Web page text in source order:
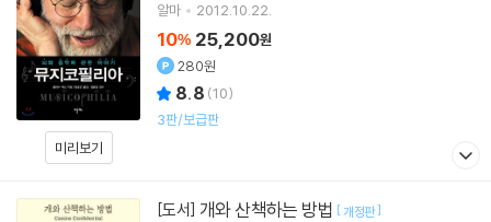
미리보기
알마
2012.10.22.
10% 25,200원
280원
8.8 (10)
3판/보급판
[도서] 개와 산책하는 방법 [개정판]